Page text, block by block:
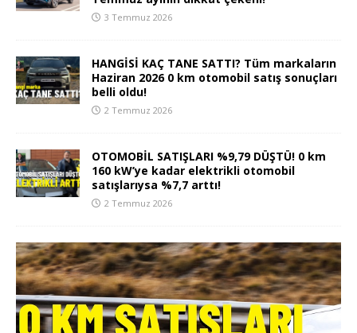
3 Temmuz 2026
HANGİSİ KAÇ TANE SATTI? Tüm markaların
Haziran 2026 0 km otomobil satış sonuçları
belli oldu!
2 Temmuz 2026
OTOMOBİL SATIŞLARI %9,79 DÜŞTÜ! 0 km
160 kW’ye kadar elektrikli otomobil
satışlarıysa %7,7 arttı!
2 Temmuz 2026